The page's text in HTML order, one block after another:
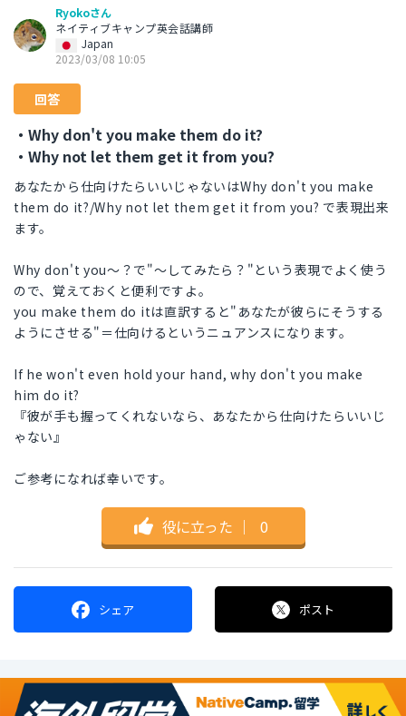
Ryokoさん
ネイティブキャンプ英会話講師
Japan
2023/03/08 10:05
回答
・Why don't you make them do it?
・Why not let them get it from you?
あなたから仕向けたらいいじゃないはWhy don't you make
them do it?/Why not let them get it from you? で表現出来
ます。
Why don't you～？で"～してみたら？"という表現でよく使う
ので、覚えておくと便利ですよ。
you make them do itは直訳すると"あなたが彼らにそうする
ようにさせる"＝仕向けるというニュアンスになります。
If he won't even hold your hand, why don't you make
him do it?
『彼が手も握ってくれないなら、あなたから仕向けたらいいじ
ゃない』
ご参考になれば幸いです。
役に立った ｜ 0
シェア ポスト